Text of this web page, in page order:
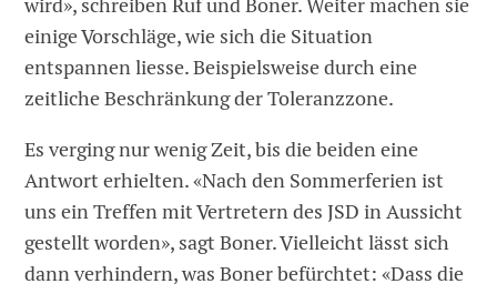
wird», schreiben Ruf und Boner. Weiter machen sie
einige Vorschläge, wie sich die Situation
entspannen liesse. Beispielsweise durch eine
zeitliche Beschränkung der Toleranzzone.
Es verging nur wenig Zeit, bis die beiden eine
Antwort erhielten. «Nach den Sommerferien ist
uns ein Treffen mit Vertretern des JSD in Aussicht
gestellt worden», sagt Boner. Vielleicht lässt sich
dann verhindern, was Boner befürchtet: «Dass die